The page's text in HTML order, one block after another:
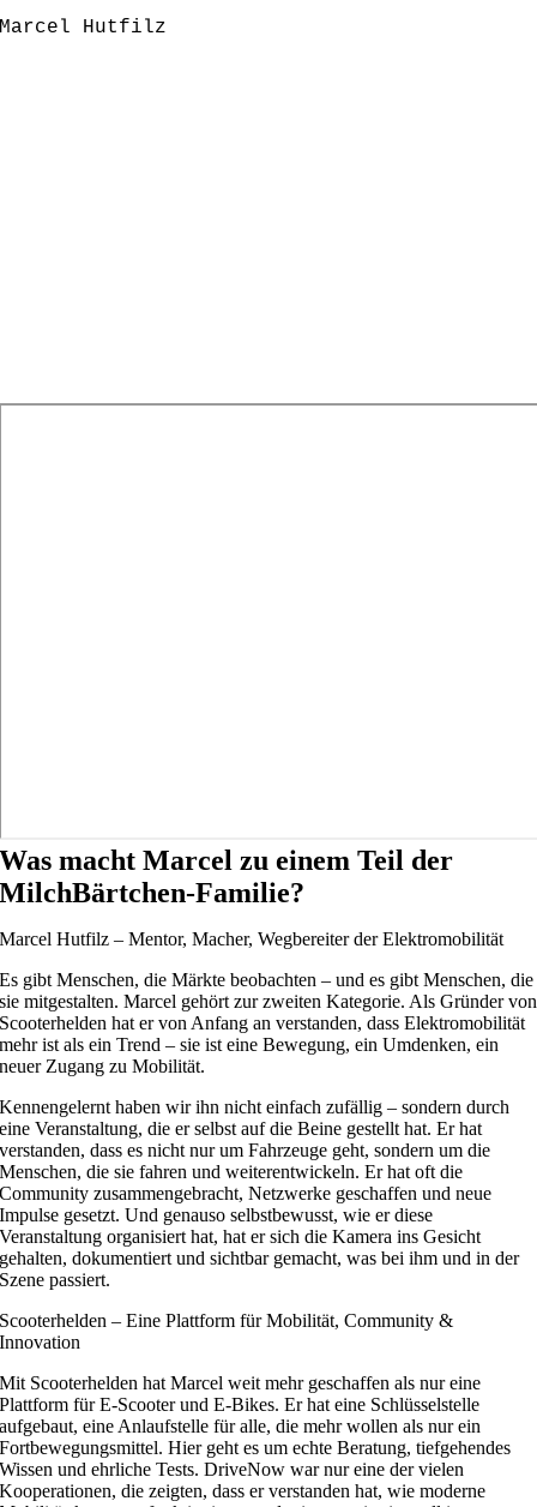
Marcel Hutfilz
Was macht Marcel zu einem Teil der
MilchBärtchen-Familie?
Marcel Hutfilz – Mentor, Macher, Wegbereiter der Elektromobilität
Es gibt Menschen, die Märkte beobachten – und es gibt Menschen, die
sie mitgestalten. Marcel gehört zur zweiten Kategorie. Als Gründer von
Scooterhelden hat er von Anfang an verstanden, dass Elektromobilität
mehr ist als ein Trend – sie ist eine Bewegung, ein Umdenken, ein
neuer Zugang zu Mobilität.
Kennengelernt haben wir ihn nicht einfach zufällig – sondern durch
eine Veranstaltung, die er selbst auf die Beine gestellt hat. Er hat
verstanden, dass es nicht nur um Fahrzeuge geht, sondern um die
Menschen, die sie fahren und weiterentwickeln. Er hat oft die
Community zusammengebracht, Netzwerke geschaffen und neue
Impulse gesetzt. Und genauso selbstbewusst, wie er diese
Veranstaltung organisiert hat, hat er sich die Kamera ins Gesicht
gehalten, dokumentiert und sichtbar gemacht, was bei ihm und in der
Szene passiert.
Scooterhelden – Eine Plattform für Mobilität, Community &
Innovation
Mit Scooterhelden hat Marcel weit mehr geschaffen als nur eine
Plattform für E-Scooter und E-Bikes. Er hat eine Schlüsselstelle
aufgebaut, eine Anlaufstelle für alle, die mehr wollen als nur ein
Fortbewegungsmittel. Hier geht es um echte Beratung, tiefgehendes
Wissen und ehrliche Tests. DriveNow war nur eine der vielen
Kooperationen, die zeigten, dass er verstanden hat, wie moderne